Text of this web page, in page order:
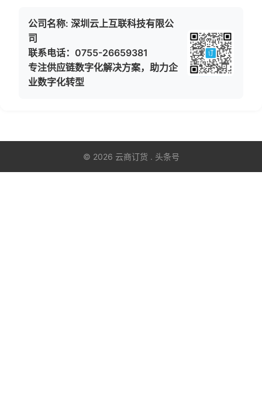
公司名称: 深圳云上互联科技有限公
司
联系电话：0755-26659381
专注供应链数字化解决方案，助力企
业数字化转型
© 2026 云商订货 . 头条号